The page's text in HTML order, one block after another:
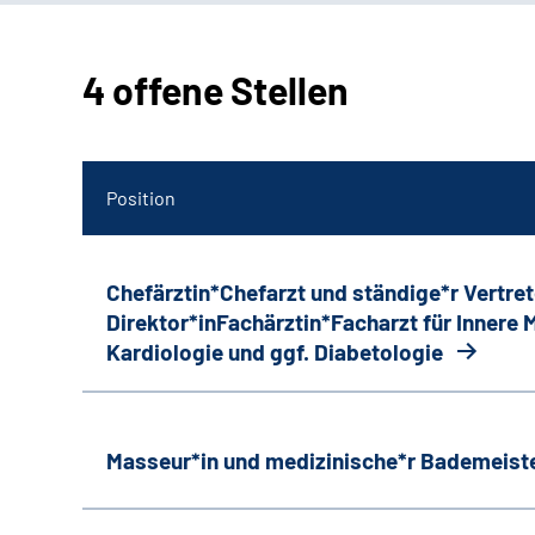
4 offene Stellen
Position
Chefärztin*Chefarzt und ständige*r
Direktor*inFachärztin*Facharzt für Innere
Kardiologie und ggf. Diabetologie
Masseur*in und medizinische*r